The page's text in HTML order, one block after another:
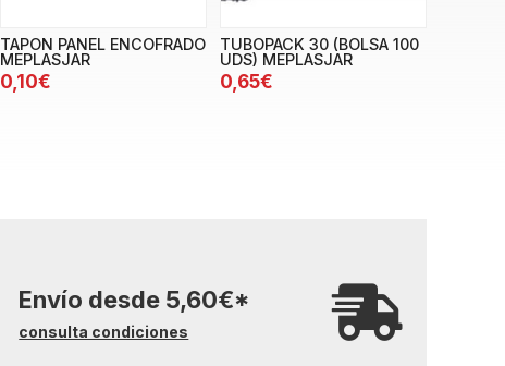
TAPON PANEL ENCOFRADO
MEPLASJAR
0,10€
TUBOPACK 30 (BOLSA 100
UDS) MEPLASJAR
0,65€
Envío desde 5,60€*
consulta condiciones